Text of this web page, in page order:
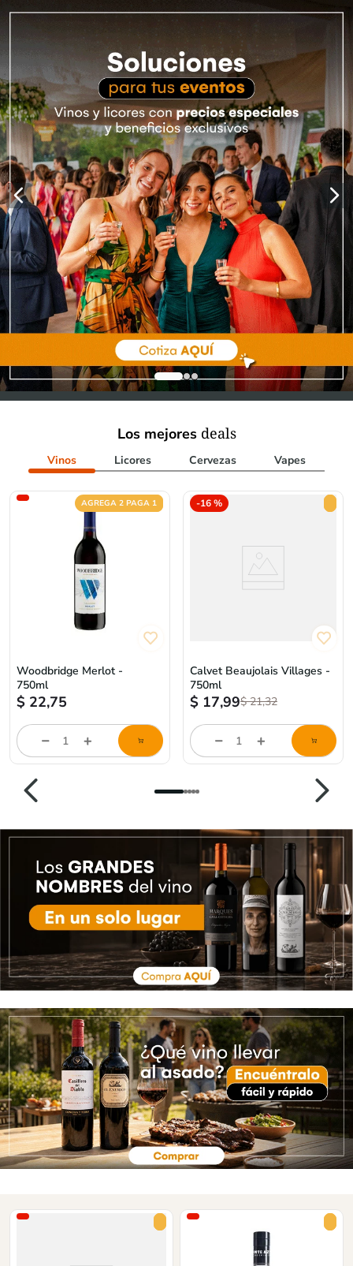
Los mejoresdeals
Vinos Licores Cervezas Vapes
AGREGA 2 PAGA 1
Woodbridge Merlot -
750ml
$ 22,75
store/product-
list.quantityStepper.label
-16 %
Calvet Beaujolais Villages -
750ml
$21,32
$ 17,99
store/product-